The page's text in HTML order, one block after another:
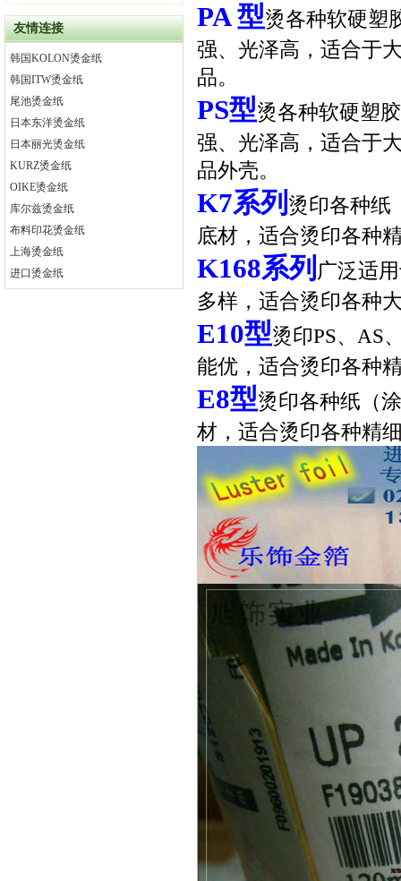
友情连接
韩国KOLON烫金纸
韩国ITW烫金纸
尾池烫金纸
日本东洋烫金纸
日本丽光烫金纸
KURZ烫金纸
OIKE烫金纸
库尔兹烫金纸
布料印花烫金纸
上海烫金纸
进口烫金纸
PA型烫各种软硬塑
强、光泽高，适合于
品。
PS型烫各种软硬塑
强、光泽高，适合于
品外壳。
K7系列 烫印各种纸
底材，适合烫印各种
K168系列 广泛适
多样，适合烫印各种
E10型烫印PS、AS
能优，适合烫印各种
E8型烫印各种纸（
材，适合烫印各种精